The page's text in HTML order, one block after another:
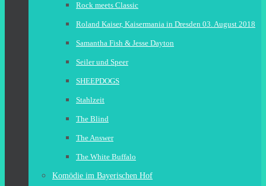
Rock meets Classic
Roland Kaiser, Kaisermania in Dresden 03. August 2018
Samantha Fish & Jesse Dayton
Seiler und Speer
SHEEPDOGS
Stahlzeit
The Blind
The Answer
The White Buffalo
Komödie im Bayerischen Hof